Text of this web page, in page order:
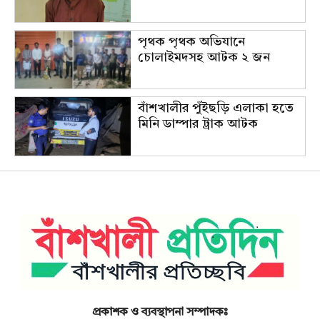
পৃথক পৃথক অভিযানে
চোলাইমদসহ আটক ২ জন
বাঁশখালীর পুঁইছড়ি এলাকা হতে
মিনি ডাম্পার ট্রাক আটক
প্রকাশক ও ব্যবস্থাপনা সম্পাদকঃ